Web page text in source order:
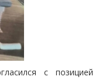
с позицией